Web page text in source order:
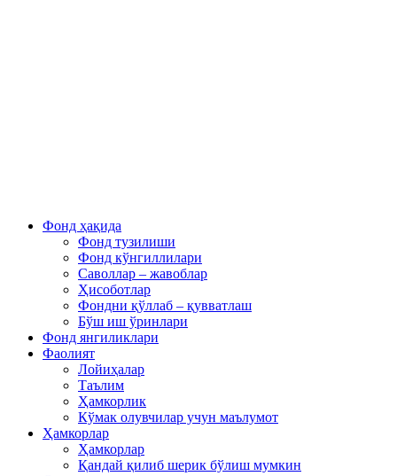
Фонд ҳақида
Фонд тузилиши
Фонд кўнгиллилари
Саволлар – жавоблар
Ҳисоботлар
Фондни қўллаб – қувватлаш
Бўш иш ўринлари
Фонд янгиликлари
Фаолият
Лойиҳалар
Таълим
Ҳамкорлик
Кўмак олувчилар учун маълумот
Ҳамкорлар
Ҳамкорлар
Қандай қилиб шерик бўлиш мумкин